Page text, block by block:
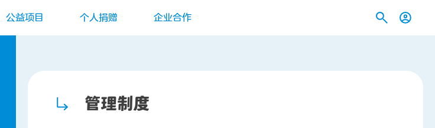
公益项目 个人捐赠 企业合作
管理制度